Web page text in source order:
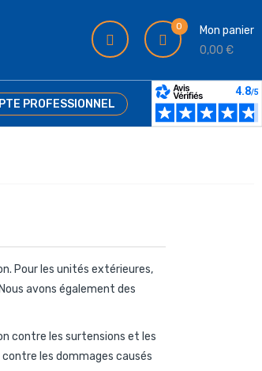
0
Mon panier
0,00 €
PROFESSIONNEL
Pour les unités extérieures,
avons également des
contre les surtensions et les
les dommages causés